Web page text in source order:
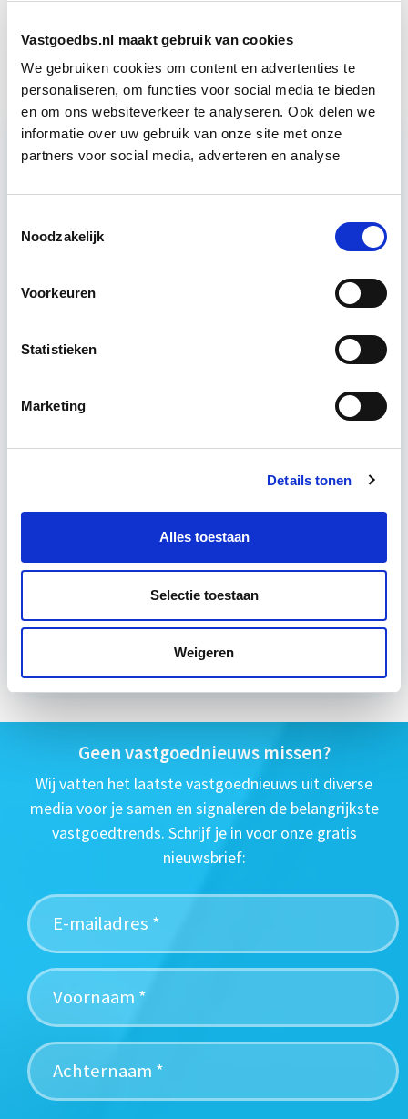
Vastgoedbs.nl maakt gebruik van cookies
We gebruiken cookies om content en advertenties te
personaliseren, om functies voor social media te bieden
en om ons websiteverkeer te analyseren. Ook delen we
informatie over uw gebruik van onze site met onze
partners voor social media, adverteren en analyse
Noodzakelijk
Voorkeuren
Statistieken
Marketing
Details tonen
Alles toestaan
Selectie toestaan
Weigeren
Warmte-isolatie Start do 1 okt
EP-W Basis - Woningen
bereidt jou voor op het examen EP-W/B bij Cito of
Examenpark. Best beoordeelde EP-W Basis
Meer informatie
Geen vastgoednieuws missen?
Wij vatten het laatste vastgoednieuws uit diverse
media voor je samen en signaleren de belangrijkste
vastgoedtrends. Schrijf je in voor onze gratis
nieuwsbrief: